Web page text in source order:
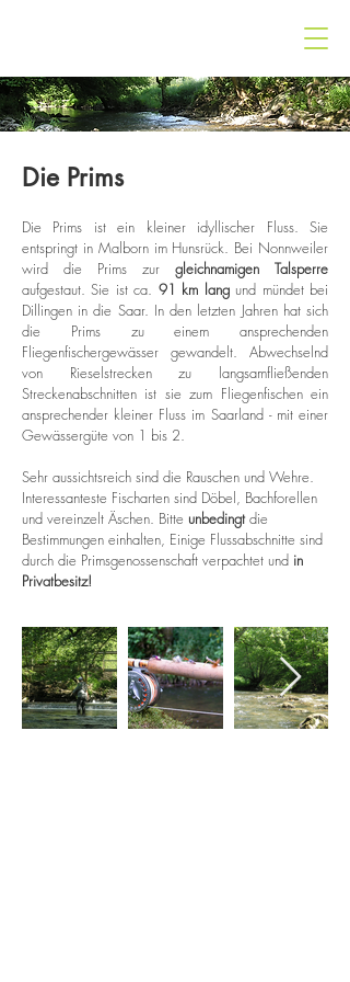
Die Prims
Die Prims ist ein kleiner idyllischer Fluss. Sie
entspringt in Malborn im Hunsrück. Bei Nonnweiler
wird die Prims zur gleichnamigen Talsperre
aufgestaut. Sie ist ca. 91 km langund mündet bei
Dillingen in die Saar. In den letzten Jahren hat sich
die Prims zu einem ansprechenden
Fliegenfischergewässer gewandelt. Abwechselnd
von Rieselstrecken zu langsamfließenden
Streckenabschnitten ist sie zum Fliegenfischen ein
ansprechender kleiner Fluss im Saarland - mit einer
Gewässergüte von 1 bis 2.
Sehr aussichtsreich sind die Rauschen und Wehre.
Interessanteste Fischarten sind Döbel, Bachforellen
und vereinzelt Äschen. Bitte unbedingtdie
Bestimmungen einhalten, Einige Flussabschnitte sind
durch die Primsgenossenschaft verpachtet und in
Privatbesitz!